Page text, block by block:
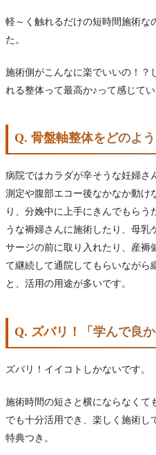
軽～く触れるだけの短時間施術な
た。
施術側がこんなに楽でいいの！？
れる整体って最高か♪って感じて
Q. 骨盤軸整体をどのよ
病院ではカラダが辛そうな妊婦さ
測定や腹部エコー後なかなか動け
り、分娩中に上手にきんでもら
うな褥婦さんに施術したり、母乳
サージの前に取り入れたり、産褥
て継続して通院してもらいながら
と、活用の用途が多いです。
Q. ズバリ！「学んで良
ズバリ！イイコトしかないです。
施術時間の短さと横にならなくて
でも十分活用でき、楽しく施術し
特典つき。